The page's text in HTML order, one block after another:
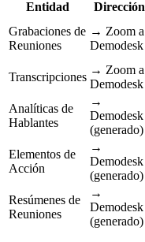
Entidad Dirección
Grabaciones de
Reuniones
→ Zoom a
Demodesk
Transcripciones
→ Zoom a
Demodesk
Analíticas de
Hablantes
→
Demodesk
(generado)
Elementos de
Acción
→
Demodesk
(generado)
Resúmenes de
Reuniones
→
Demodesk
(generado)